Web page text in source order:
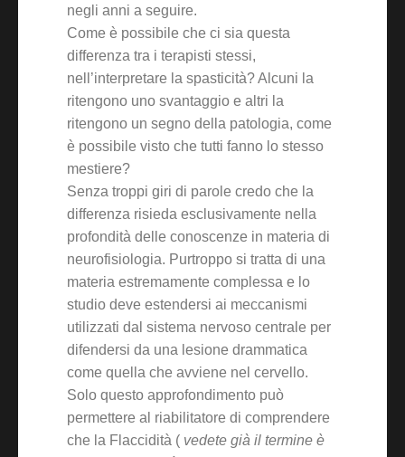
negli anni a seguire.
Come è possibile che ci sia questa
differenza tra i terapisti stessi,
nell’interpretare la spasticità? Alcuni la
ritengono uno svantaggio e altri la
ritengono un segno della patologia, come
è possibile visto che tutti fanno lo stesso
mestiere?
Senza troppi giri di parole credo che la
differenza risieda esclusivamente nella
profondità delle conoscenze in materia di
neurofisiologia. Purtroppo si tratta di una
materia estremamente complessa e lo
studio deve estendersi ai meccanismi
utilizzati dal sistema nervoso centrale per
difendersi da una lesione drammatica
come quella che avviene nel cervello.
Solo questo approfondimento può
permettere al riabilitatore di comprendere
che la Flaccidità ( vedete già il termine è